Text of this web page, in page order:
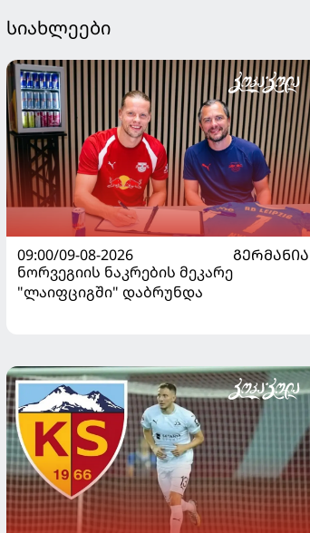
სიახლეები
09:00/09-08-2026
ᲒᲔᲠᲛᲐᲜᲘᲐ
ნორვეგიის ნაკრების მეკარე
"ლაიფციგში" დაბრუნდა